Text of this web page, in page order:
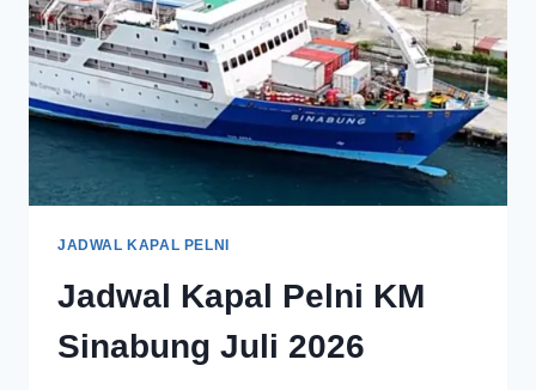
JADWAL KAPAL PELNI
Jadwal Kapal Pelni KM
Sinabung Juli 2026